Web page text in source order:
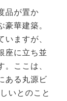
品が置か
豪華建築。
いますが、
座に立ち並
ここは、
ある丸源ビ
いとのこと